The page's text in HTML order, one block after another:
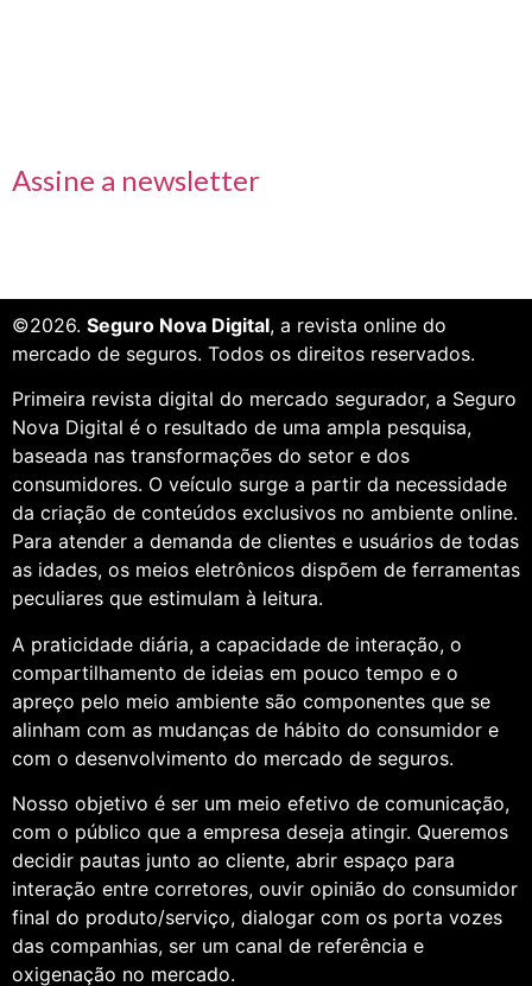
Assine a newsletter
©2026. Seguro Nova Digital, a revista online do
mercado de seguros. Todos os direitos reservados.
Primeira revista digital do mercado segurador, a Seguro
Nova Digital é o resultado de uma ampla pesquisa,
baseada nas transformações do setor e dos
consumidores. O veículo surge a partir da necessidade
da criação de conteúdos exclusivos no ambiente online.
Para atender a demanda de clientes e usuários de todas
as idades, os meios eletrônicos dispõem de ferramentas
peculiares que estimulam à leitura.
A praticidade diária, a capacidade de interação, o
compartilhamento de ideias em pouco tempo e o
apreço pelo meio ambiente são componentes que se
alinham com as mudanças de hábito do consumidor e
com o desenvolvimento do mercado de seguros.
Nosso objetivo é ser um meio efetivo de comunicação,
com o público que a empresa deseja atingir. Queremos
decidir pautas junto ao cliente, abrir espaço para
interação entre corretores, ouvir opinião do consumidor
final do produto/serviço, dialogar com os porta vozes
das companhias, ser um canal de referência e
oxigenação no mercado.